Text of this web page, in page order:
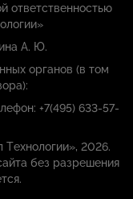
ответственностью
А. Ю.
органов (в том
+7(495) 633-57-
2026.
без разрешения